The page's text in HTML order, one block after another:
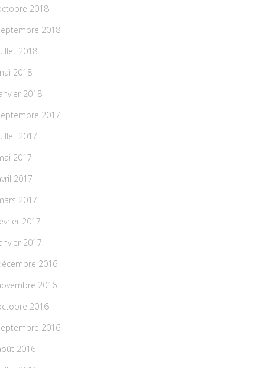
2018
2018
2018
2018
2018
2017
2017
2017
2017
2017
2017
2017
2016
2016
2016
2016
2016